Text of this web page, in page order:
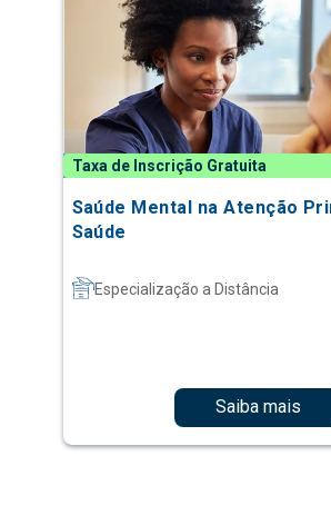
Taxa de Inscrição Gratuita
Saúde Mental na Atenção
Saúde
Especialização a Distância
Saiba mais